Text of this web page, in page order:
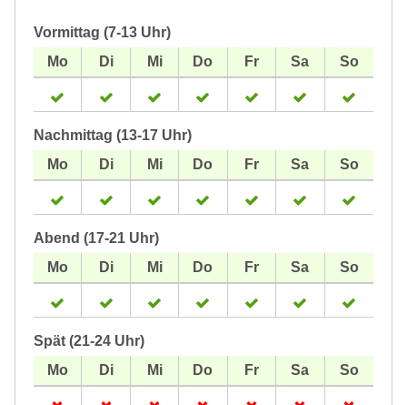
Vormittag (7-13 Uhr)
Nachmittag (13-17 Uhr)
Abend (17-21 Uhr)
Spät (21-24 Uhr)